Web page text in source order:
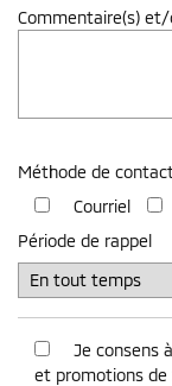
Commentaire(s)
Méthode de
Courriel
Période de rappel
Je consens
et promotions de